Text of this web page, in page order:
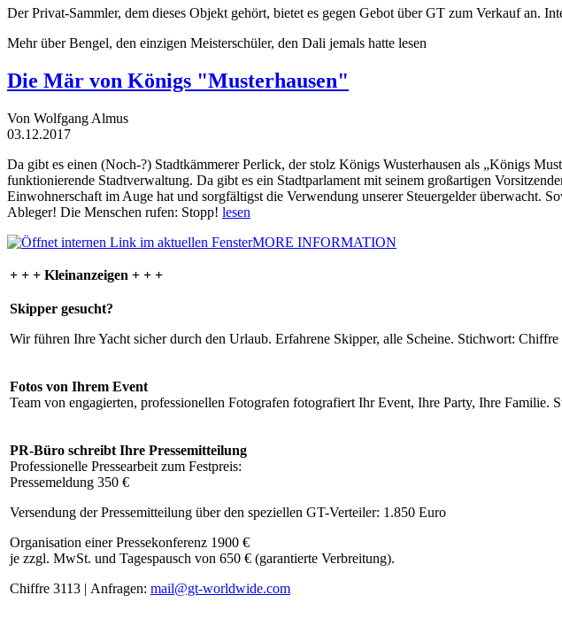
Der Privat-Sammler, dem dieses Objekt gehört, bietet es gegen Gebot über GT zum Verkauf an.
Mehr über Bengel, den einzigen Meisterschüler, den Dali jemals hatte lesen
Die Mär von Königs "Musterhausen"
Von Wolfgang Almus
03.12.2017
Da gibt es einen (Noch-?) Stadtkämmerer Perlick, der stolz Königs Wusterhausen als „Königs
funktionierende Stadtverwaltung. Da gibt es ein Stadtparlament mit seinem großartigen
Einwohnerschaft im Auge hat und sorgfältigst die Verwendung unserer Steuergelder überwacht.
Ableger! Die Menschen rufen: Stopp! lesen
MORE INFORMATION
+ + + Kleinanzeigen + + +
Skipper gesucht?
Wir führen Ihre Yacht sicher durch den Urlaub. Erfahrene Skipper, alle Scheine. Stichwort:
Fotos von Ihrem Event
Team von engagierten, professionellen Fotografen fotografiert Ihr Event, Ihre Party, Ihre Familie.
PR-Büro schreibt Ihre Pressemitteilung
Professionelle Pressearbeit zum Festpreis:
Pressemeldung 350 €
Versendung der Pressemitteilung über den speziellen GT-Verteiler: 1.850 Euro
Organisation einer Pressekonferenz 1900 €
je zzgl. MwSt. und Tagespausch von 650 € (garantierte Verbreitung).
Chiffre 3113 | Anfragen: mail@gt-worldwide.com